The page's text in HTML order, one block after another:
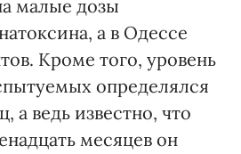
малые дозы
а в Одессе
Кроме того, уровень
определялся
а ведь известно, что
месяцев он